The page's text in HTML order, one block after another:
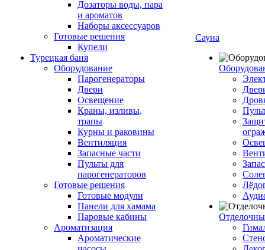
Дозаторы воды, пара
и ароматов
Наборы аксессуаров
Готовые решения
Купели
Турецкая баня
Оборудование
Парогенераторы
Двери
Освещение
Краны, изливы,
трапы
Курны и раковины
Вентиляция
Запасные части
Пульты для
парогенераторов
Готовые решения
Готовые модули
Панели для хамама
Паровые кабины
Ароматизация
Ароматические
Сауна